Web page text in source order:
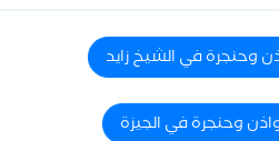
وحنجرة في الشيخ زايد
وحنجرة في الجيزة